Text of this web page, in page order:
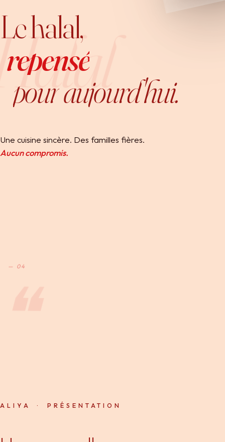
Lehalal,
repensé
pouraujourd'hui.
Une cuisine sincère. Des familles fières.
Aucun compromis.
— 04
ALIYA · PRÉSENTATION